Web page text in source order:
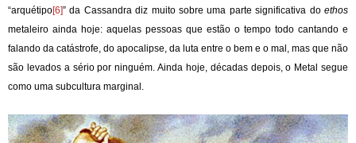
“arquétipo[6]” da Cassandra diz muito sobre uma parte significativa do ethos
metaleiro ainda hoje: aquelas pessoas que estão o tempo todo cantando e
falando da catástrofe, do apocalipse, da luta entre o bem e o mal, mas que não
são levados a sério por ninguém. Ainda hoje, décadas depois, o Metal segue
como uma subcultura marginal.